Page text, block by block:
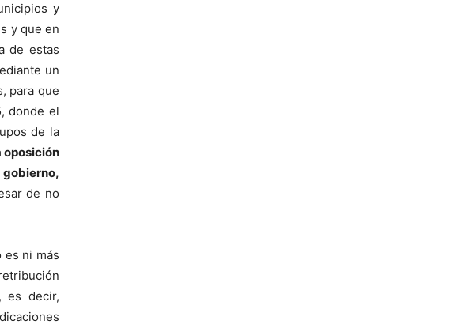
y
y que en
de estas
un
para que
donde el
de la
oposición
gobierno,
de no
es ni más
es decir,